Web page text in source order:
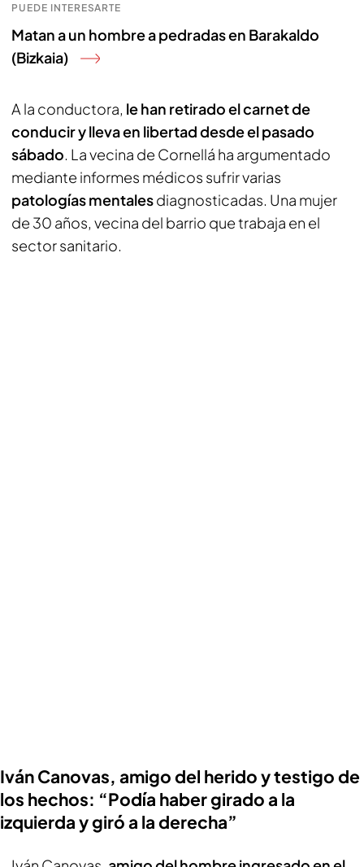
PUEDE INTERESARTE
Matan a un hombre a pedradas en Barakaldo
(Bizkaia)
A la conductora, le han retirado el carnet de
conducir y lleva en libertad desde el pasado
sábado. La vecina de Cornellá ha argumentado
mediante informes médicos sufrir varias
patologías mentalesdiagnosticadas. Una mujer
de 30 años, vecina del barrio que trabaja en el
sector sanitario.
Iván Canovas, amigo del herido y testigo de
los hechos: “Podía haber girado a la
izquierda y giró a la derecha”